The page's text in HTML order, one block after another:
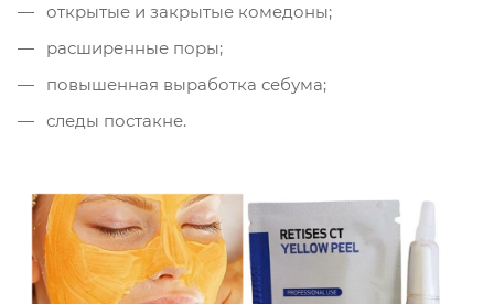
открытые и закрытые комедоны;
расширенные поры;
повышенная выработка себума;
следы постакне.